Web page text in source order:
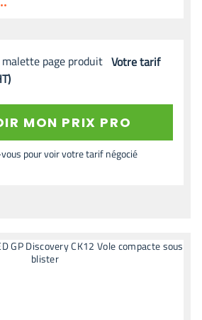
Votre tarif
MON PRIX PRO
pour voir votre tarif négocié